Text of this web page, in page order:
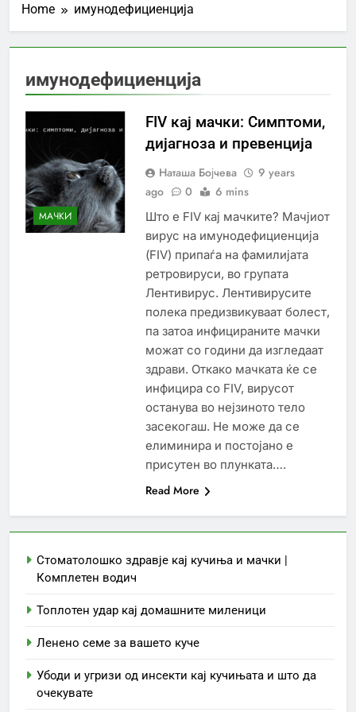
Home имунодефициенција
имунодефициенција
МАЧКИ
FIV кај мачки: Симптоми,
дијагноза и превенција
Наташа Бојчева
9 years
ago
0 6 mins
Што е FIV кај мачките? Мачјиот
вирус на имунодефициенција
(FIV) припаѓа на фамилијата
ретровируси, во групата
Лентивирус. Лентивирусите
полека предизвикуваат болест,
па затоа инфицираните мачки
можат со години да изгледаат
здрави. Откако мачката ќе се
инфицира со FIV, вирусот
останува во нејзиното тело
засекогаш. Не може да се
елиминира и постојано е
присутен во плунката….
Read More
Стоматолошко здравје кај кучиња и мачки |
Комплетен водич
Топлотен удар кај домашните миленици
Ленено семе за вашето куче
Убоди и угризи од инсекти кај кучињата и што да
очекувате